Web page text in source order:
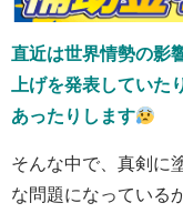
直近は世界情勢の影
上げを発表していた
あったりします
そんな中で、真剣に
な問題になっている